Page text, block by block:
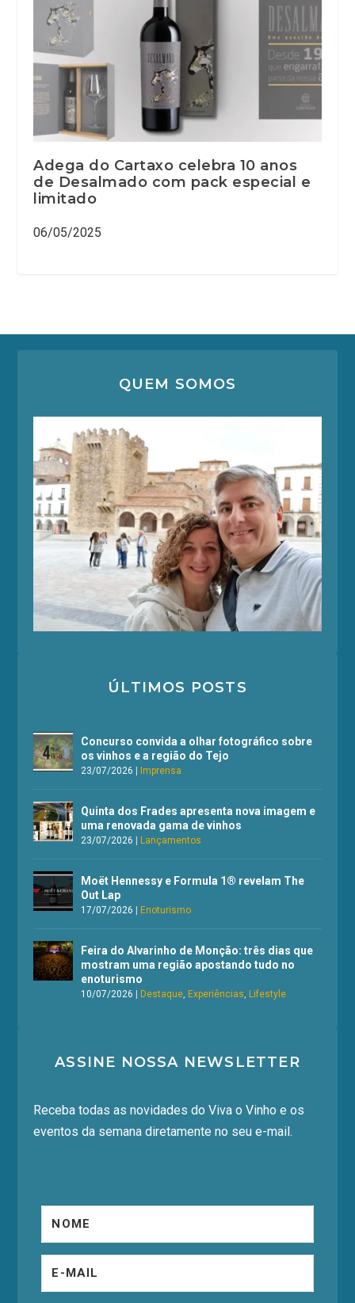
Adega do Cartaxo celebra 10 anos
de Desalmado com pack especial e
limitado
06/05/2025
QUEM SOMOS
ÚLTIMOS POSTS
Concurso convida a olhar fotográfico sobre
os vinhos e a região do Tejo
23/07/2026 |Imprensa
Quinta dos Frades apresenta nova imagem e
uma renovada gama de vinhos
23/07/2026 |Lançamentos
Moët Hennessy e Formula 1® revelam The
Out Lap
17/07/2026 |Enoturismo
Feira do Alvarinho de Monção: três dias que
mostram uma região apostando tudo no
enoturismo
10/07/2026 |Destaque ,Experiências ,Lifestyle
ASSINE NOSSA NEWSLETTER
Receba todas as novidades do Viva o Vinho e os
eventos da semana diretamente no seu e-mail.